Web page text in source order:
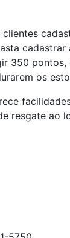
350
os
resgate ao